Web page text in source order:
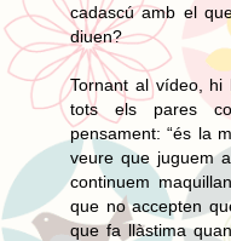
cadascú amb el
diuen?
Tornant al vídeo,
tots els pares
pensament: “és la
veure que juguem
continuem
que no accepten
que fa llàstima